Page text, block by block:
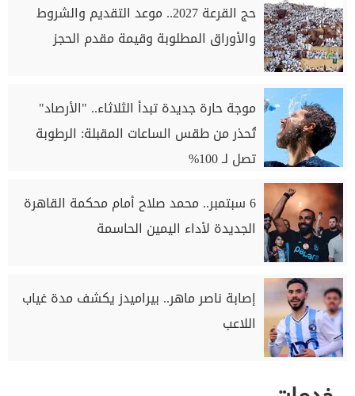
حج القرعة 2027.. موعد التقديم والشروط
والأوراق المطلوبة وقيمة مقدم الحجز
موجة حارة جديدة تبدأ الثلاثاء.. "الأرصاد"
تُحذر من طقس الساعات المقبلة: الرطوبة
تصل لـ 100%
6 سبتمبر.. محمد صلاح أمام محكمة القاهرة
الجديدة لأداء اليمين الحاسمة
إصابة ناصر ماهر.. بيراميدز يكشف مدة غياب
اللاعب